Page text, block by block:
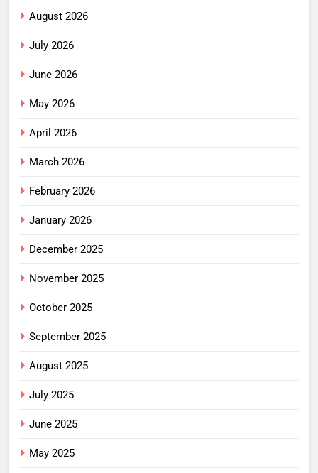
August 2026
July 2026
June 2026
May 2026
April 2026
March 2026
February 2026
January 2026
December 2025
November 2025
October 2025
September 2025
August 2025
July 2025
June 2025
May 2025